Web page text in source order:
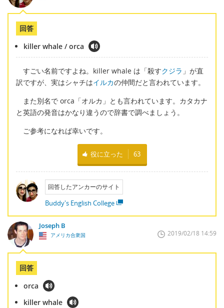
回答
killer whale / orca
すごい名前ですよね。killer whale は「殺すクジラ 」が直
訳ですが、実はシャチはイルカの仲間だと言われています。
また別名で orca「オルカ」とも言われています。カタカナ
と英語の発音はかなり違うので辞書で調べましょう。
ご参考になれば幸いです。
役に立った 63
回答したアンカーのサイト
Buddy's English College
Joseph B
アメリカ合衆国 2019/02/18 14:59
回答
orca
killer whale